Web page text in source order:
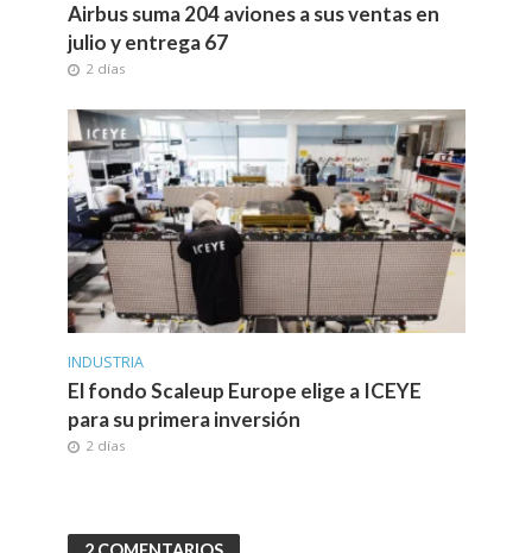
Airbus suma 204 aviones a sus ventas en
julio y entrega 67
2 días
INDUSTRIA
El fondo Scaleup Europe elige a ICEYE
para su primera inversión
2 días